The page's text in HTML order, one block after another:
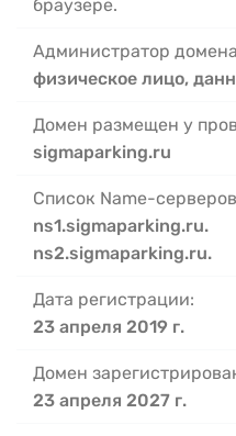
браузере.
Администратор
физическое лицо,
Домен размещен у
sigmaparking.ru
Список Name-
ns1.sigmaparking.ru.
ns2.sigmaparking.ru.
Дата регистрации:
23 апреля 2019 г.
Домен
23 апреля 2027 г.